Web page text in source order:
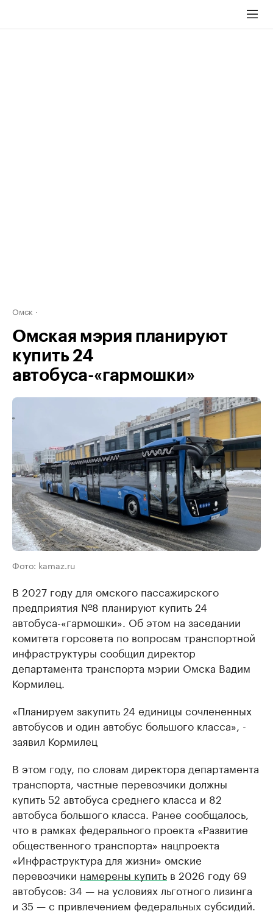
Омск
Омская мэрия планируют
купить 24
автобуса-«гармошки»
Фото: kamaz.ru
В 2027 году для омского пассажирского
предприятия №8 планируют купить 24
автобуса-«гармошки». Об этом на заседании
комитета горсовета по вопросам транспортной
инфраструктуры сообщил директор
департамента транспорта мэрии Омска Вадим
Кормилец.
«Планируем закупить 24 единицы сочлененных
автобусов и один автобус большого класса», -
заявил Кормилец
В этом году, по словам директора департамента
транспорта, частные перевозчики должны
купить 52 автобуса среднего класса и 82
автобуса большого класса. Ранее сообщалось,
что в рамках федерального проекта «Развитие
общественного транспорта» нацпроекта
«Инфраструктура для жизни» омские
перевозчики намерены купить в 2026 году 69
автобусов: 34 — на условиях льготного лизинга
и 35 — с привлечением федеральных субсидий.